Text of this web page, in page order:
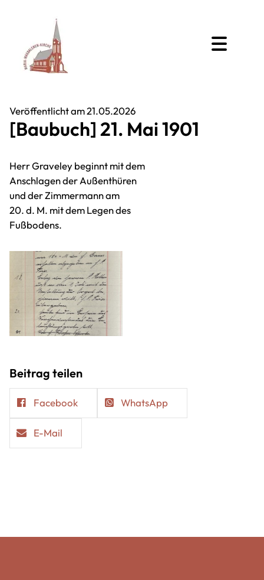
Veröffentlicht am 21.05.2026
[Baubuch] 21. Mai 1901
Herr Graveley beginnt mit dem
Anschlagen der Außenthüren
und der Zimmermann am
20. d. M. mit dem Legen des
Fußbodens.
Beitrag teilen
Facebook WhatsApp
E-Mail